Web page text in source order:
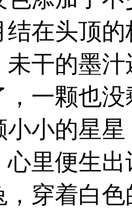
头顶的
未干的墨
一颗也
小小的星
里便生
着白色